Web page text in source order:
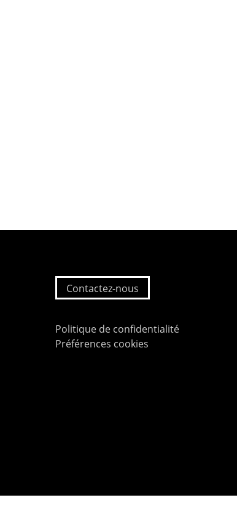
Contactez-nous
Politique de confidentialité
Préférences cookies